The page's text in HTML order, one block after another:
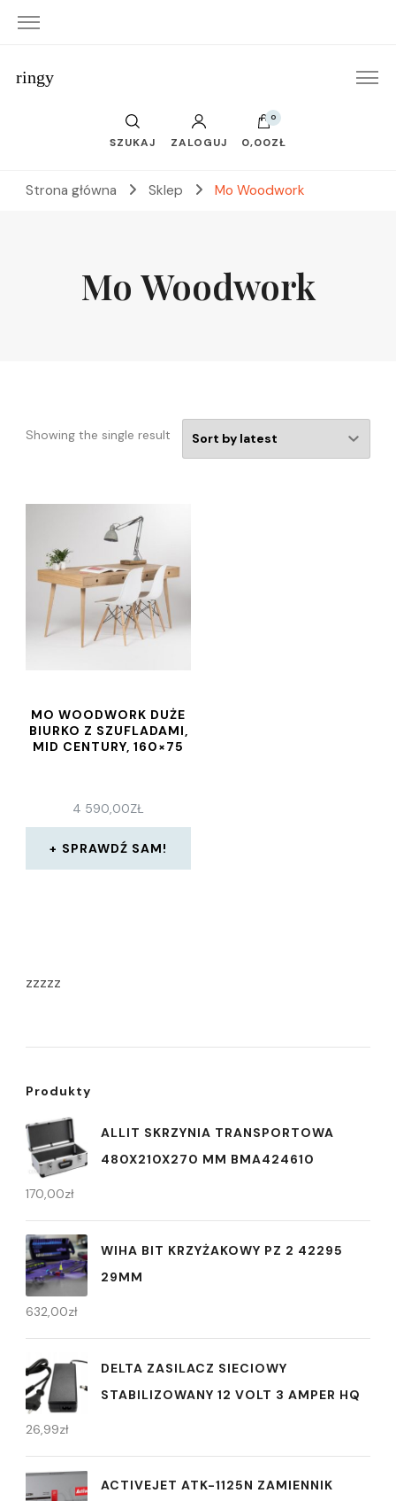
ringy
SZUKAJ ZALOGUJ
0
0,00ZŁ
Strona główna Sklep Mo Woodwork
Mo Woodwork
Showing the single result
MO WOODWORK DUŻE
BIURKO Z SZUFLADAMI,
MID CENTURY, 160×75
4 590,00ZŁ
SPRAWDŹ SAM!
zzzzz
Produkty
ALLIT SKRZYNIA TRANSPORTOWA
480X210X270 MM BMA424610
170,00zł
WIHA BIT KRZYŻAKOWY PZ 2 42295
29MM
632,00zł
DELTA ZASILACZ SIECIOWY
STABILIZOWANY 12 VOLT 3 AMPER HQ
26,99zł
ACTIVEJET ATK-1125N ZAMIENNIK